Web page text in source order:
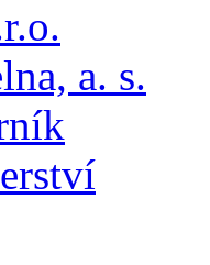
a. s.